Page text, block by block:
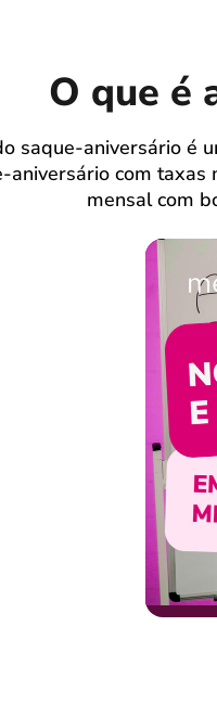
O que é
saque-aniversário é
aniversário com
mensal com